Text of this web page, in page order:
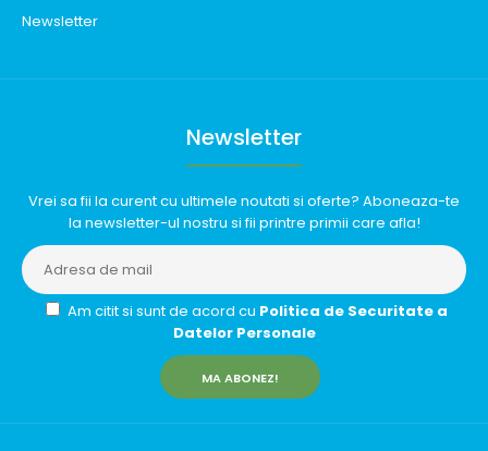
Newsletter
Newsletter
Vrei sa fii la curent cu ultimele noutati si oferte? Aboneaza-te
la newsletter-ul nostru si fii printre primii care afla!
Am citit si sunt de acord cu Politica de Securitate a
Datelor Personale
MA ABONEZ!